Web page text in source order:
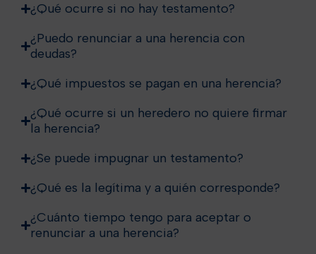
¿Qué ocurre si no hay testamento?
¿Puedo renunciar a una herencia con
deudas?
¿Qué impuestos se pagan en una herencia?
¿Qué ocurre si un heredero no quiere firmar
la herencia?
¿Se puede impugnar un testamento?
¿Qué es la legítima y a quién corresponde?
¿Cuánto tiempo tengo para aceptar o
renunciar a una herencia?